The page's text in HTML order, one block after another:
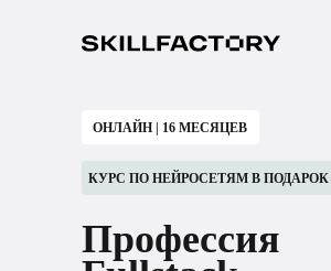
ОНЛАЙН | 16 МЕСЯЦЕВ
Профессия
КУРС ПО НЕЙРОСЕТЯМ В ПОДАРОК